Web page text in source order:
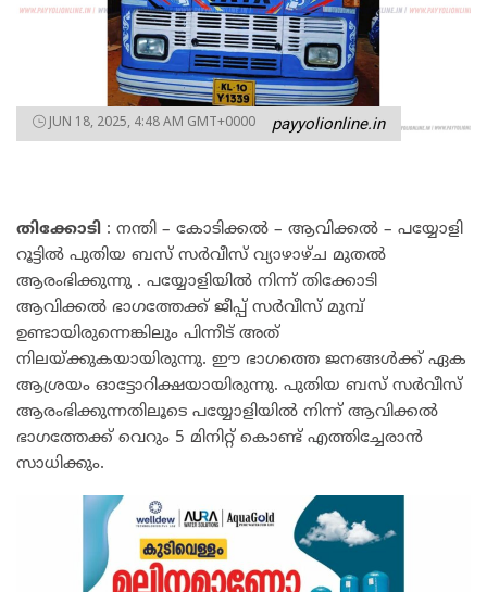
JUN 18, 2025, 4:48 AM GMT+0000 payyolionline.in
തിക്കോടി : നന്തി – കോടിക്കൽ – ആവിക്കൽ – പയ്യോളി
റൂട്ടിൽ പുതിയ ബസ് സർവീസ് വ്യാഴാഴ്ച മുതൽ
ആരംഭിക്കുന്നു . പയ്യോളിയിൽ നിന്ന് തിക്കോടി
ആവിക്കൽ ഭാഗത്തേക്ക് ജീപ്പ് സർവീസ് മുമ്പ്
ഉണ്ടായിരുന്നെങ്കിലും പിന്നീട് അത്
നിലയ്ക്കുകയായിരുന്നു. ഈ ഭാഗത്തെ ജനങ്ങൾക്ക് ഏക
ആശ്രയം ഓട്ടോറിക്ഷയായിരുന്നു. പുതിയ ബസ് സർവീസ്
ആരംഭിക്കുന്നതിലൂടെ പയ്യോളിയിൽ നിന്ന് ആവിക്കൽ
ഭാഗത്തേക്ക് വെറും 5 മിനിറ്റ് കൊണ്ട് എത്തിച്ചേരാൻ
സാധിക്കും.